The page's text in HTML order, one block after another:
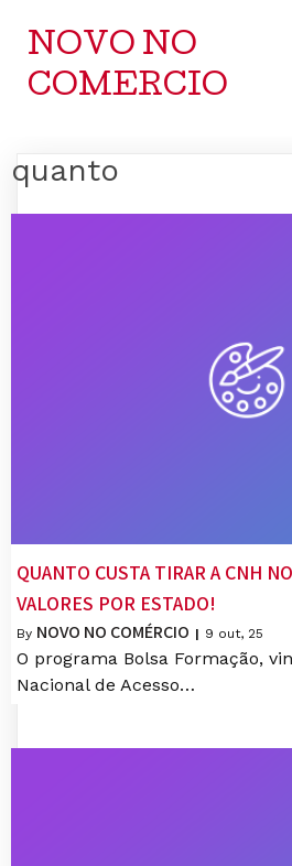
NOVO NO
COMERCIO
quanto
QUANTO CUSTA TIRAR A CNH
VALORES POR ESTADO!
By NOVO NO COMÉRCIO | 9 out, 25
O programa Bolsa Formação,
Nacional de Acesso…